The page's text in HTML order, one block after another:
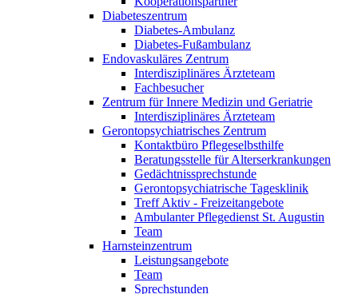
Diabeteszentrum
Diabetes-Ambulanz
Diabetes-Fußambulanz
Endovaskuläres Zentrum
Interdisziplinäres Ärzteteam
Fachbesucher
Zentrum für Innere Medizin und Geriatrie
Interdisziplinäres Ärzteteam
Gerontopsychiatrisches Zentrum
Kontaktbüro Pflegeselbsthilfe
Beratungsstelle für Alterserkrankungen
Gedächtnissprechstunde
Gerontopsychiatrische Tagesklinik
Treff Aktiv - Freizeitangebote
Ambulanter Pflegedienst St. Augustin
Team
Harnsteinzentrum
Leistungsangebote
Team
Sprechstunden